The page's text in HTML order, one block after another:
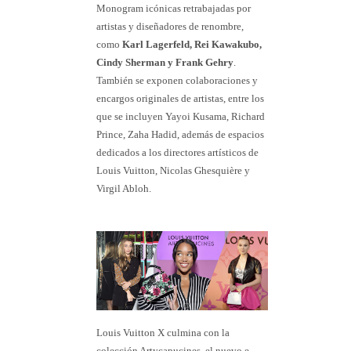
Monogram icónicas retrabajadas por
artistas y diseñadores de renombre,
como Karl Lagerfeld, Rei Kawakubo,
Cindy Sherman y Frank Gehry.
También se exponen colaboraciones y
encargos originales de artistas, entre los
que se incluyen Yayoi Kusama, Richard
Prince, Zaha Hadid, además de espacios
dedicados a los directores artísticos de
Louis Vuitton, Nicolas Ghesquière y
Virgil Abloh.
Louis Vuitton X culmina con la